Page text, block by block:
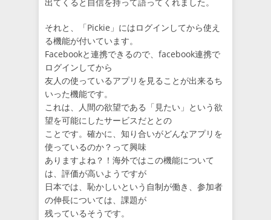
それと、「Pickie」にはログインしてから使え
る機能が付いています。
Facebookと連携できるので、facebook連携で
ログインしてから
友人の使っているアプリを見ることが出来るち
いった機能です。
これは、人間の欲望である「見たい」という欲
望を可能にしたサービスだととの
ことです。確かに、知り合いがどんなアプリを
使っているのか？って興味
ありますよね？！海外ではこの機能について
は、評価が高いようですが
日本では、恥かしいという自制が働き、参加者
の伸長については、課題が
残っているそうです。